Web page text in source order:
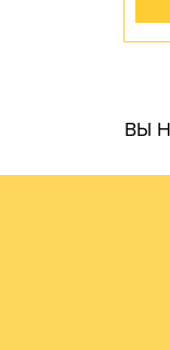
ВЫ
Цены на
чем у
производить